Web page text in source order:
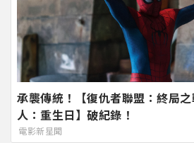
承襲傳統！【復仇者聯盟：終局
人：重生日】破紀錄！
電影新星聞